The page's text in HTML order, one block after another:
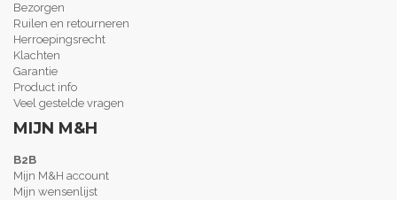
Bezorgen
Ruilen en retourneren
Herroepingsrecht
Klachten
Garantie
Product info
Veel gestelde vragen
MIJN M&H
B2B
Mijn M&H account
Mijn wensenlijst